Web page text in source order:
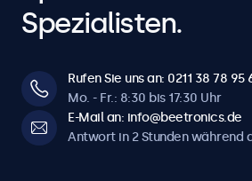
Spezialisten.
Rufen Sie uns an: 0211 38 78 95
Mo. - Fr.: 8:30 bis 17:30 Uhr
E-Mail an: info@beetronics.de
Antwort in 2 Stunden während